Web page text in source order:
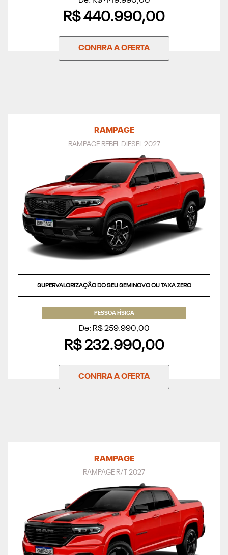
R$ 440.990,00
CONFIRA A OFERTA
RAMPAGE
RAMPAGE REBEL DIESEL 2027
SUPERVALORIZAÇÃO DO SEU SEMINOVO OU TAXA ZERO
PESSOA FÍSICA
De: R$ 259.990,00
R$ 232.990,00
CONFIRA A OFERTA
RAMPAGE
RAMPAGE R/T 2027